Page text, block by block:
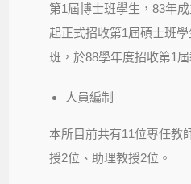
第1屆博士班學生，83年
起正式招收第1屆碩士班
班，於88學年度招收第1
人員編制
本所目前共有11位專任教
授2位、助理教授2位。